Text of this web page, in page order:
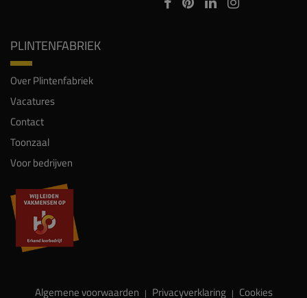
PLINTENFABRIEK
Over Plintenfabriek
Vacatures
Contact
Toonzaal
Voor bedrijven
Algemene voorwaarden | Privacyverklaring | Cookies